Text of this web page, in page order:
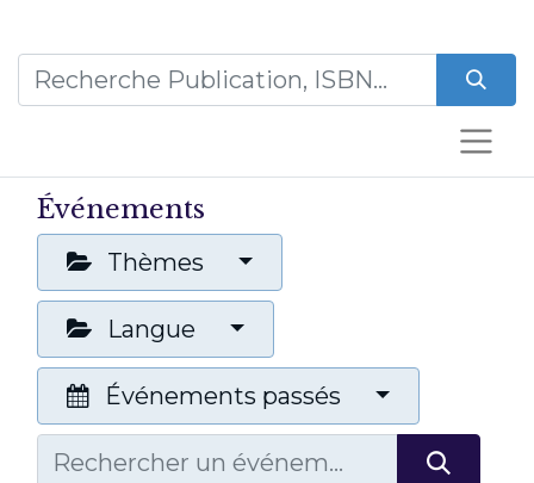
Événements
Thèmes
Langue
Événements passés